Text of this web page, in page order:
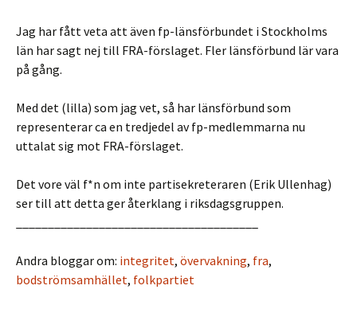
Jag har fått veta att även fp-länsförbundet i Stockholms
län har sagt nej till FRA-förslaget. Fler länsförbund lär vara
på gång.
Med det (lilla) som jag vet, så har länsförbund som
representerar ca en tredjedel av fp-medlemmarna nu
uttalat sig mot FRA-förslaget.
Det vore väl f*n om inte partisekreteraren (Erik Ullenhag)
ser till att detta ger återklang i riksdagsgruppen.
Andra bloggar om: integritet, övervakning, fra,
bodströmsamhället, folkpartiet